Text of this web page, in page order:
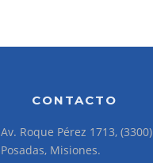
CONTACTO
Av. Roque Pérez 1713, (3300)
Posadas, Misiones.